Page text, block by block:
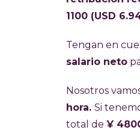
1100 (USD
Tengan en
salario neto
Nosotros
hora. Si
total de ¥